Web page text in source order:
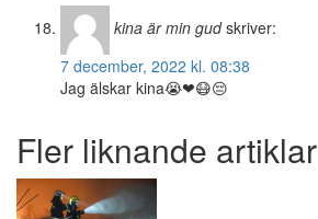
kina är min gud skriver:
7 december, 2022 kl. 08:38
Jag älskar kina😭❤😷😔
Fler liknande artiklar